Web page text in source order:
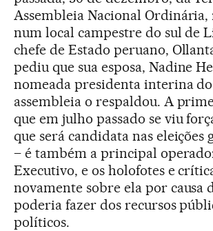
Assembleia Nacional Ordinária,
num local campestre do sul de
chefe de Estado peruano,
pediu que sua esposa, Nadine
nomeada presidenta interina
assembleia o respaldou. A
que em julho passado se viu
que será candidata nas eleições
– é também a principal
Executivo, e os holofotes e
novamente sobre ela por causa
poderia fazer dos recursos
políticos.